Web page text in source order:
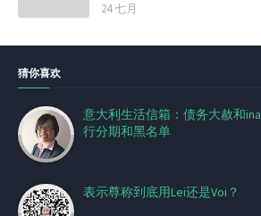
24 七月
猜你喜欢
意大利生活信箱：债务大赦和
行分期和黑名单
表示尊称到底用Lei还是Voi？